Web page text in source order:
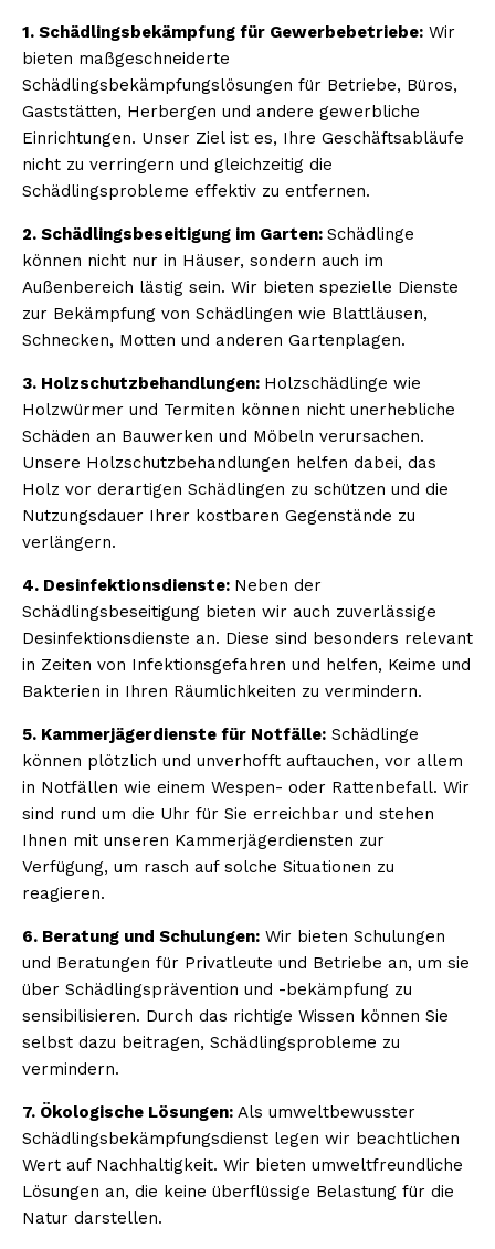
1. Schädlingsbekämpfung für Gewerbebetriebe: Wir
bieten maßgeschneiderte
Schädlingsbekämpfungslösungen für Betriebe, Büros,
Gaststätten, Herbergen und andere gewerbliche
Einrichtungen. Unser Ziel ist es, Ihre Geschäftsabläufe
nicht zu verringern und gleichzeitig die
Schädlingsprobleme effektiv zu entfernen.
2. Schädlingsbeseitigung im Garten: Schädlinge
können nicht nur in Häuser, sondern auch im
Außenbereich lästig sein. Wir bieten spezielle Dienste
zur Bekämpfung von Schädlingen wie Blattläusen,
Schnecken, Motten und anderen Gartenplagen.
3. Holzschutzbehandlungen: Holzschädlinge wie
Holzwürmer und Termiten können nicht unerhebliche
Schäden an Bauwerken und Möbeln verursachen.
Unsere Holzschutzbehandlungen helfen dabei, das
Holz vor derartigen Schädlingen zu schützen und die
Nutzungsdauer Ihrer kostbaren Gegenstände zu
verlängern.
4. Desinfektionsdienste: Neben der
Schädlingsbeseitigung bieten wir auch zuverlässige
Desinfektionsdienste an. Diese sind besonders relevant
in Zeiten von Infektionsgefahren und helfen, Keime und
Bakterien in Ihren Räumlichkeiten zu vermindern.
5. Kammerjägerdienste für Notfälle: Schädlinge
können plötzlich und unverhofft auftauchen, vor allem
in Notfällen wie einem Wespen- oder Rattenbefall. Wir
sind rund um die Uhr für Sie erreichbar und stehen
Ihnen mit unseren Kammerjägerdiensten zur
Verfügung, um rasch auf solche Situationen zu
reagieren.
6. Beratung und Schulungen: Wir bieten Schulungen
und Beratungen für Privatleute und Betriebe an, um sie
über Schädlingsprävention und -bekämpfung zu
sensibilisieren. Durch das richtige Wissen können Sie
selbst dazu beitragen, Schädlingsprobleme zu
vermindern.
7. Ökologische Lösungen: Als umweltbewusster
Schädlingsbekämpfungsdienst legen wir beachtlichen
Wert auf Nachhaltigkeit. Wir bieten umweltfreundliche
Lösungen an, die keine überflüssige Belastung für die
Natur darstellen.